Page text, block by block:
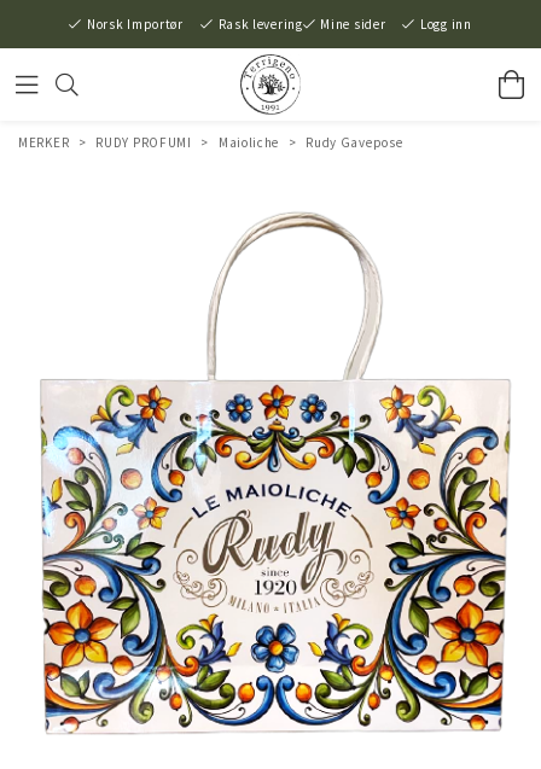
Norsk Importør Rask levering Mine sider Logg inn
MERKER > RUDY PROFUMI > Maioliche > Rudy Gavepose